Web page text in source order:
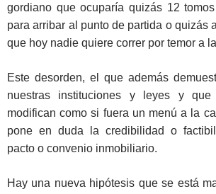
gordiano que ocuparía quizás 12
para arribar al punto de partida o quizás
que hoy nadie quiere correr por temor a
Este desorden, el que además
nuestras instituciones y leyes y
modifican como si fuera un menú a la
pone en duda la credibilidad o
pacto o convenio inmobiliario.
Hay una nueva hipótesis que se está